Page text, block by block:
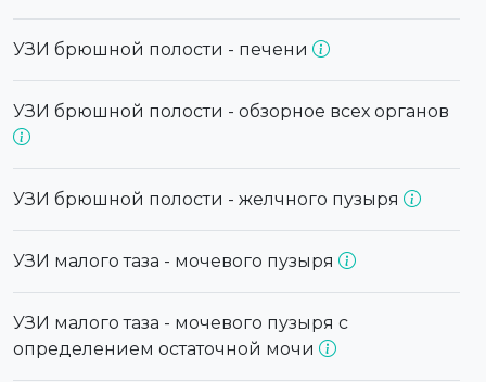
УЗИ брюшной полости - печени
УЗИ брюшной полости - обзорное всех органов
УЗИ брюшной полости - желчного пузыря
УЗИ малого таза - мочевого пузыря
УЗИ малого таза - мочевого пузыря с
определением остаточной мочи